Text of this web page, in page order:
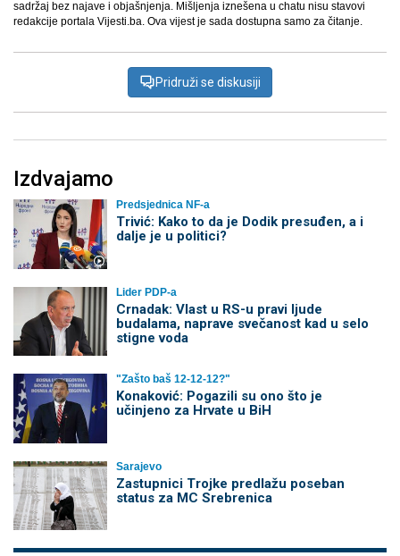
sadržaj bez najave i objašnjenja. Mišljenja iznešena u chatu nisu stavovi
redakcije portala Vijesti.ba. Ova vijest je sada dostupna samo za čitanje.
Pridruži se diskusiji
Izdvajamo
Predsjednica NF-a
Trivić: Kako to da je Dodik presuđen, a i
dalje je u politici?
Lider PDP-a
Crnadak: Vlast u RS-u pravi ljude
budalama, naprave svečanost kad u selo
stigne voda
"Zašto baš 12-12-12?"
Konaković: Pogazili su ono što je
učinjeno za Hrvate u BiH
Sarajevo
Zastupnici Trojke predlažu poseban
status za MC Srebrenica